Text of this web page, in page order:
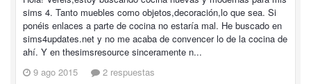
sims 4. Tanto muebles como objetos,decoración,lo que sea. Si
ponéis enlaces a parte de cocina no estaría mal. He buscado en
sims4updates.net y no me acaba de convencer lo de la cocina de
ahí. Y en thesimsresource sinceramente n...
9 ago 2015
2 respuestas